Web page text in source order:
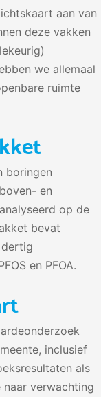
aan van
deze vakken
we allemaal
ruimte
boringen
en
op de
bevat
en PFOA.
inclusief
als
verwachting